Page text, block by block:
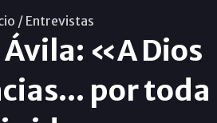
/ Entrevistas
Ávila: «A Dios
por toda